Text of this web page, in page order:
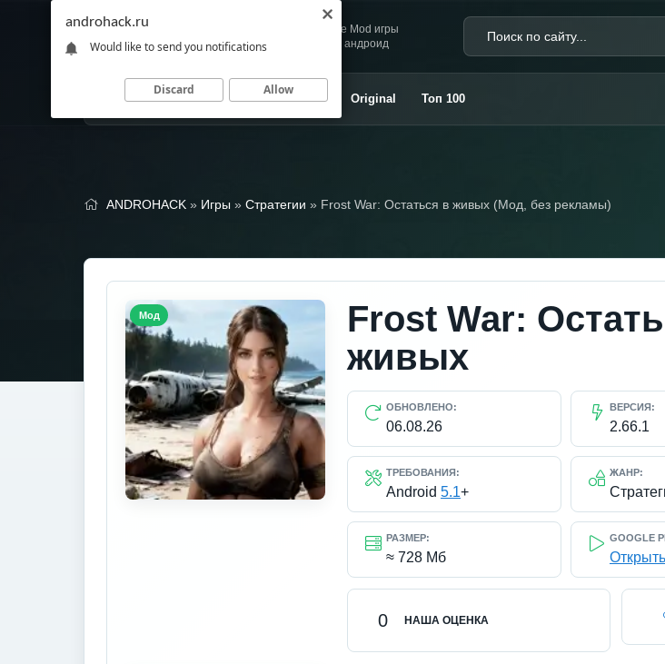
Andro
HACK
Скачивай любимые Mod игры
и приложения для андроид
Главная Игры Приложения Original Топ 100
ANDROHACK » Игры » Стратегии » Frost War: Остаться в живых (Мод, без рекламы)
Frost War:
живых
ОБНОВЛЕНО:
06.08.26
ВЕРСИЯ:
2.66.1
ТРЕБОВАНИЯ:
Android 5.1+
ЖАНР:
РАЗМЕР:
≈ 728 Мб
GOOGLE
Открыть
НАША ОЦЕНКА
0
Мод
androhack.ru
Would like to send you notifications
Discard Allow